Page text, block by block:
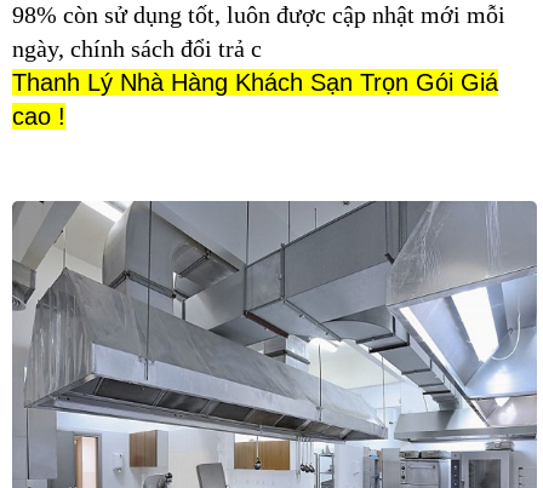
98% còn sử dụng tốt, luôn được cập nhật mới mỗi
ngày, chính sách đổi trả c
Thanh Lý Nhà Hàng Khách Sạn Trọn Gói Giá
cao !